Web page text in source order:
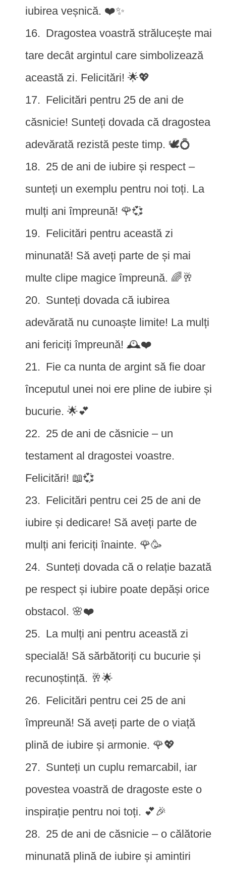
iubirea veșnică. ❤️✨
Dragostea voastră strălucește mai
tare decât argintul care simbolizează
această zi. Felicitări! 🌟💖
Felicitări pentru 25 de ani de
căsnicie! Sunteți dovada că dragostea
adevărată rezistă peste timp. 🕊️💍
25 de ani de iubire și respect –
sunteți un exemplu pentru noi toți. La
mulți ani împreună! 🌹💞
Felicitări pentru această zi
minunată! Să aveți parte de și mai
multe clipe magice împreună. 🌈🥂
Sunteți dovada că iubirea
adevărată nu cunoaște limite! La mulți
ani fericiți împreună! 🕰️❤️
Fie ca nunta de argint să fie doar
începutul unei noi ere pline de iubire și
bucurie. 🌟💕
25 de ani de căsnicie – un
testament al dragostei voastre.
Felicitări! 📖💞
Felicitări pentru cei 25 de ani de
iubire și dedicare! Să aveți parte de
mulți ani fericiți înainte. 🌹🥳
Sunteți dovada că o relație bazată
pe respect și iubire poate depăși orice
obstacol. 🌸❤️
La mulți ani pentru această zi
specială! Să sărbătoriți cu bucurie și
recunoștință. 🥂🌟
Felicitări pentru cei 25 de ani
împreună! Să aveți parte de o viață
plină de iubire și armonie. 🌹💖
Sunteți un cuplu remarcabil, iar
povestea voastră de dragoste este o
inspirație pentru noi toți. 💕🎉
25 de ani de căsnicie – o călătorie
minunată plină de iubire și amintiri